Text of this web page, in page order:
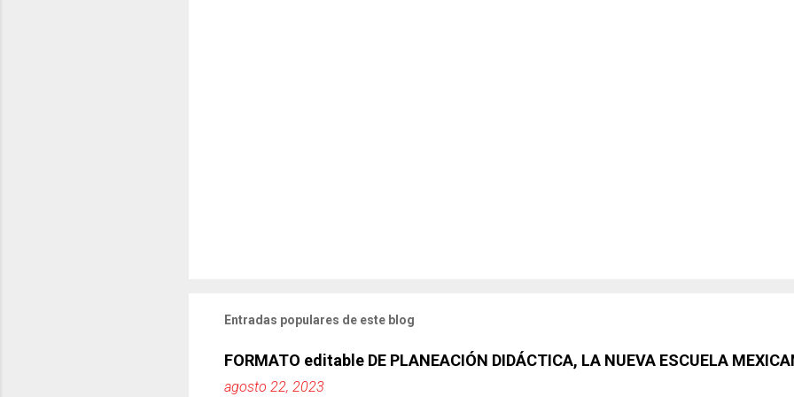
Entradas populares de este blog
FORMATO editable DE PLANEACIÓN DIDÁCTICA, LA NUEVA ESCUELA
agosto 22, 2023